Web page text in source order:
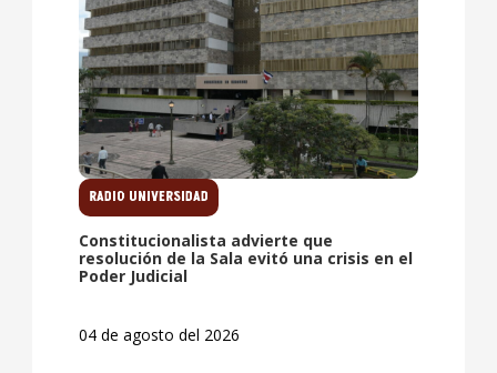
RADIO UNIVERSIDAD
Constitucionalista advierte que
resolución de la Sala evitó una crisis en el
Poder Judicial
04 de agosto del 2026